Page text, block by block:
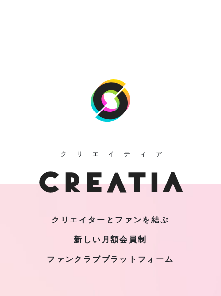
クリエイティア
クリエイターとファンを結ぶ
新しい月額会員制
ファンクラブプラットフォーム